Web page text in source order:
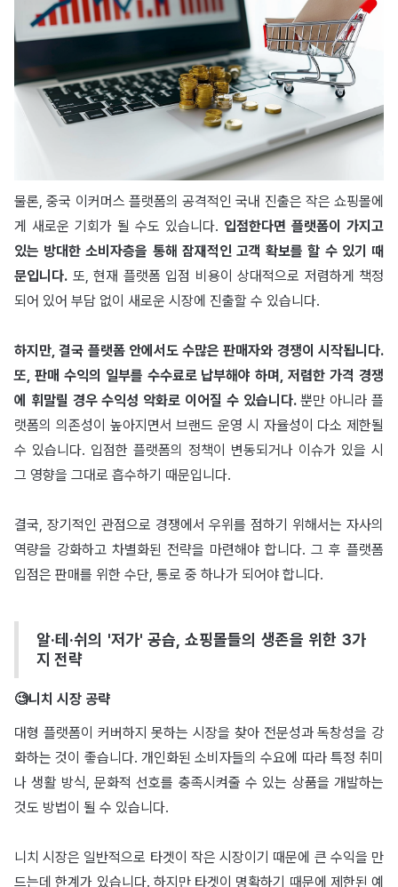
물론, 중국 이커머스 플랫폼의 공격적인 국내 진출은 작은 쇼핑몰에
게 새로운 기회가 될 수도 있습니다. 입점한다면 플랫폼이 가지고
있는 방대한 소비자층을 통해 잠재적인 고객 확보를 할 수 있기 때
문입니다. 또, 현재 플랫폼 입점 비용이 상대적으로 저렴하게 책정
되어 있어 부담 없이 새로운 시장에 진출할 수 있습니다.
하지만, 결국 플랫폼 안에서도 수많은 판매자와 경쟁이 시작됩니다.
또, 판매 수익의 일부를 수수료로 납부해야 하며, 저렴한 가격 경쟁
에 휘말릴 경우 수익성 악화로 이어질 수 있습니다.뿐만 아니라 플
랫폼의 의존성이 높아지면서 브랜드 운영 시 자율성이 다소 제한될
수 있습니다. 입점한 플랫폼의 정책이 변동되거나 이슈가 있을 시
그 영향을 그대로 흡수하기 때문입니다.
결국, 장기적인 관점으로 경쟁에서 우위를 점하기 위해서는 자사의
역량을 강화하고 차별화된 전략을 마련해야 합니다. 그 후 플랫폼
입점은 판매를 위한 수단, 통로 중 하나가 되어야 합니다.
알·테·쉬의 '저가' 공습, 쇼핑몰들의 생존을 위한 3가
지 전략
🧐니치 시장 공략
대형 플랫폼이 커버하지 못하는 시장을 찾아 전문성과 독창성을 강
화하는 것이 좋습니다. 개인화된 소비자들의 수요에 따라 특정 취미
나 생활 방식, 문화적 선호를 충족시켜줄 수 있는 상품을 개발하는
것도 방법이 될 수 있습니다.
니치 시장은 일반적으로 타겟이 작은 시장이기 때문에 큰 수익을 만
드는데 한계가 있습니다. 하지만 타겟이 명확하기 때문에 제한된 예